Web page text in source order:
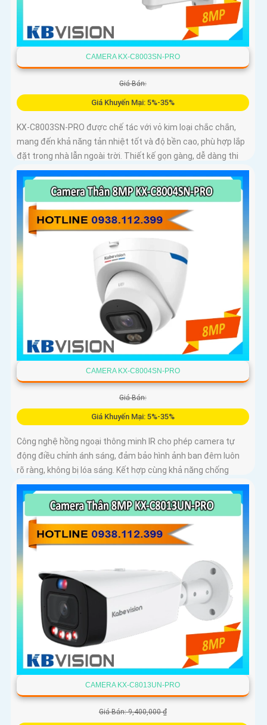
CAMERA KX-C8003SN-PRO
Giá Bán:
Giá Khuyến Mại: 5%-35%
KX-C8003SN-PRO được chế tác với vỏ kim loại chắc chắn,
mang đến khả năng tản nhiệt tốt và độ bền cao, phù hợp lắp
đặt trong nhà lẫn ngoài trời. Thiết kế gọn gàng, dễ dàng thi
công, tiết kiệm thời gian và chi phí cho người dùng
CAMERA KX-C8004SN-PRO
Giá Bán:
Giá Khuyến Mại: 5%-35%
Công nghệ hồng ngoại thông minh IR cho phép camera tự
động điều chỉnh ánh sáng, đảm bảo hình ảnh ban đêm luôn
rõ ràng, không bị lóa sáng. Kết hợp cùng khả năng chống
ngược sáng (DWDR) và giảm nhiễu (3DNR), hình ảnh thu
được luôn mượt mà, màu sắc chân thực và chi tiết rõ nét,
ngay cả trong môi trường ánh sáng yếu hoặc ánh sáng phức
tạp như ngược sáng hoặc chói nắng
CAMERA KX-C8013UN-PRO
Giá Bán: 9,400,000 ₫